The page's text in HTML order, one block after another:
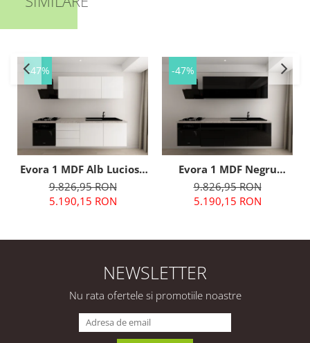
-47%
Evora 1 MDF Alb Lucios -
Set Mobilă Bucătărie
Modulară Modernă MDF
3.6m Premium
Deschidere Prin Apăsare
Open Design Integral
Suspendat
Personalizabil - Hulgo
9.826,95 RON
5.190,15 RON
-47%
Evora 1 MDF Negru
Lucios - Set Mobilă
Bucătărie Modulară
Modernă MDF 3.6m
Deschidere Prin Apăsare
Open Design Integral
Suspendat
Personalizabil - Hulgo
9.826,95 RON
5.190,15 RON
NEWSLETTER
Nu rata ofertele si promotiile noastre